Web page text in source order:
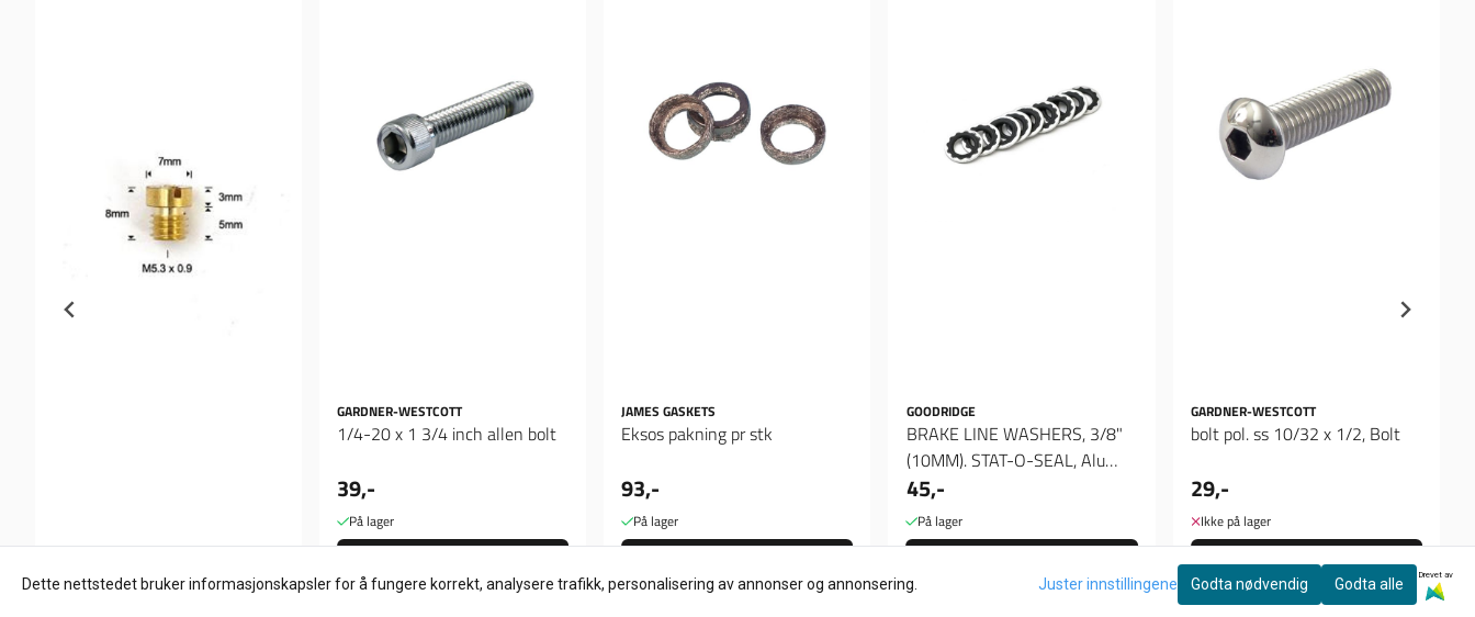
EBC
GARDNER-WESTCOTT
1/4-20 x 1 3/4 inch allen bolt
39,-
På lager
JAMES GASKETS
Eksos pakning pr stk
93,-
På lager
GOODRIDGE
BRAKE LINE WASHERS, 3/8"
(10MM). STAT-O-SEAL, Alu
skiver
45,-
På lager
GARDNER-WESTCOTT
bolt pol. ss 10/32 x 1/2, Bolt
29,-
Ikke på lager
Dette nettstedet bruker informasjonskapsler for å fungere korrekt, analysere trafikk, personalisering av annonser og annonsering. Juster innstillingene Godta nødvendig Godta alle
Drevet av